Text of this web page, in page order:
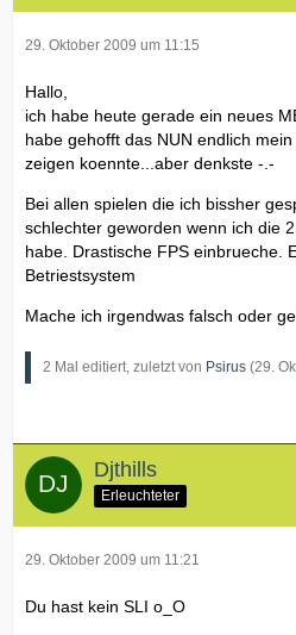
29. Oktober 2009 um 11:15
Hallo,
ich habe heute gerade ein neues
habe gehofft das NUN endlich
zeigen koennte...aber denkste -.-
Bei allen spielen die ich bissher
schlechter geworden wenn ich die
habe. Drastische FPS einbrueche.
Betriestsystem
Mache ich irgendwas falsch oder
2 Mal editiert, zuletzt von Psirus (29.
Djthills
Erleuchteter
29. Oktober 2009 um 11:21
Du hast kein SLI o_O